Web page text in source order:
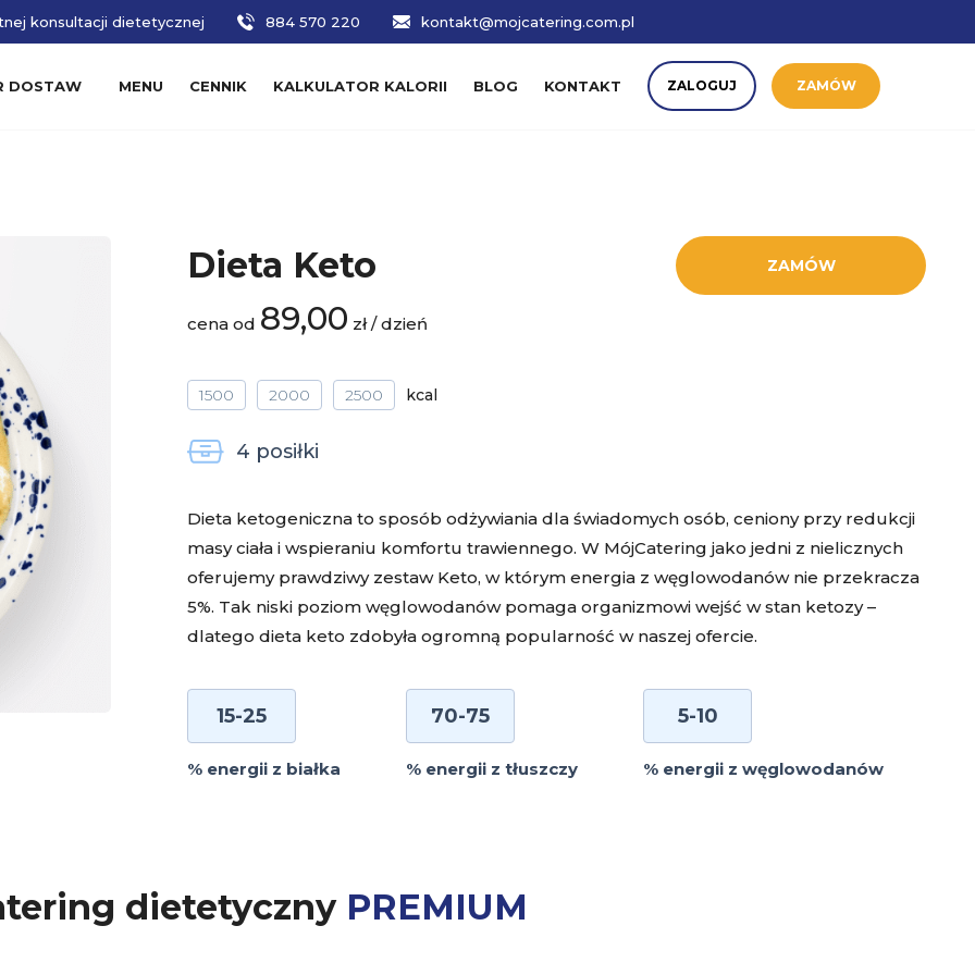
konsultacji dietetycznej 884 570 220 kontakt@mojcatering.com.pl
DOSTAW MENU CENNIK KALKULATOR KALORII BLOG KONTAKT ZALOGUJ ZAMÓW
Dieta Keto
cena od 89,00 zł / dzień
ZAMÓW
1500 2000 2500
4 posiłki
Dieta ketogeniczna to sposób odżywiania dla świadomych osób, ceniony przy redukcji
masy ciała i wspieraniu komfortu trawiennego. W MójCatering jako jedni z nielicznych
oferujemy prawdziwy zestaw Keto, w którym energia z węglowodanów nie przekracza
5%. Tak niski poziom węglowodanów pomaga organizmowi wejść w stan ketozy –
dlatego dieta keto zdobyła ogromną popularność w naszej ofercie.
15-25
% energii z białka
70-75
% energii z tłuszczy
5-10
% energii z węglowodanów
dietetyczny PREMIUM